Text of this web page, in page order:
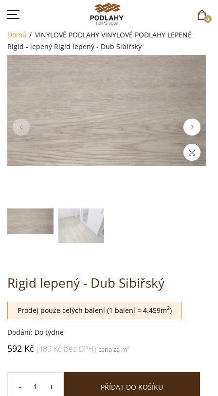
0
DOMŮ
AKCE
REFERENCE
KONTAKT
Domů VINYLOVÉ PODLAHY VINYLOVÉ PODLAHY LEPENÉ
Rigid - lepený Rigid lepený - Dub Sibiřský
Rigid lepený - Dub Sibiřský
Prodej pouze celých balení (1 balení = 4.459m2)
Dodání: Do týdne
592 Kč (489 Kč bez DPH) cena za m2
- + PŘÍDAT DO KOŠÍKU